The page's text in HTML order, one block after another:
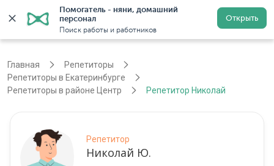
Помогатель - няни, домашний
персонал
Поиск работы и работников
Открыть
Екатеринбург Регистрация
Главная
Репетиторы
Репетиторы в Екатеринбурге
Репетиторы в районе Центр
Репетитор Николай
Репетитор
Николай Ю.